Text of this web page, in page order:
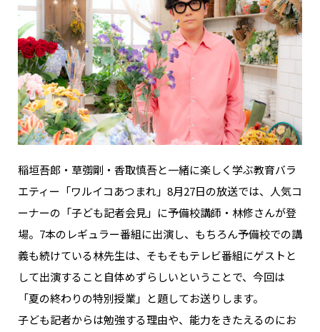
稲垣吾郎・草彅剛・香取慎吾と一緒に楽しく学ぶ教育バラ
エティー「ワルイコあつまれ」8月27日の放送では、人気コ
ーナーの「子ども記者会見」に予備校講師・林修さんが登
場。7本のレギュラー番組に出演し、もちろん予備校での講
義も続けている林先生は、そもそもテレビ番組にゲストと
して出演すること自体めずらしいということで、今回は
「夏の終わりの特別授業」と題してお送りします。
子ども記者からは勉強する理由や、能力をきたえるのにお